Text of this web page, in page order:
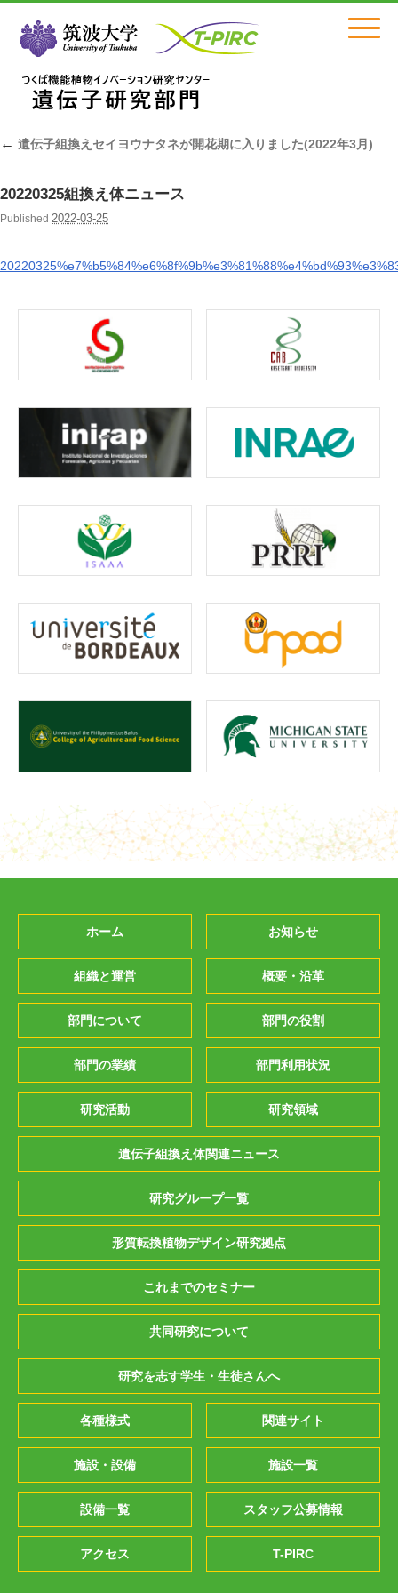
Click
← 遺伝子組換えセイヨウナタネが開花期に入りました(2022年3月)
20220325組換え体ニュース
Published 2022-03-25
ホーム お知らせ
組織と運営 概要・沿革
部門について 部門の役割
部門の業績 部門利用状況
研究活動 研究領域
遺伝子組換え体関連ニュース
研究グループ一覧
形質転換植物デザイン研究拠点
これまでのセミナー
共同研究について
研究を志す学生・生徒さんへ
各種様式 関連サイト
施設・設備 施設一覧
設備一覧 スタッフ公募情報
アクセス T-PIRC